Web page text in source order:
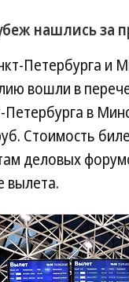
нашлись за
Петербурга и
вошли в
в
Стоимость
деловых
вылета.